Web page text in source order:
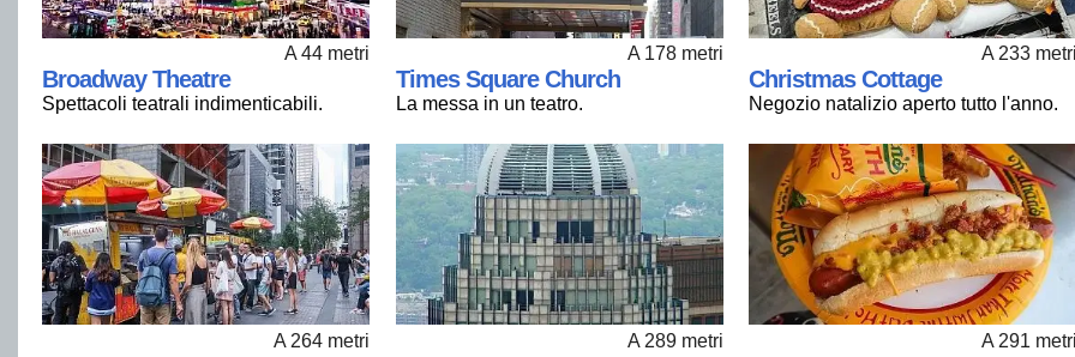
A 44 metri
Broadway Theatre
Spettacoli teatrali indimenticabili.
A 178 metri
Times Square Church
La messa in un teatro.
A 233
Christmas Cottage
Negozio natalizio aperto tutto l'anno.
A 264 metri A 289 metri A 291